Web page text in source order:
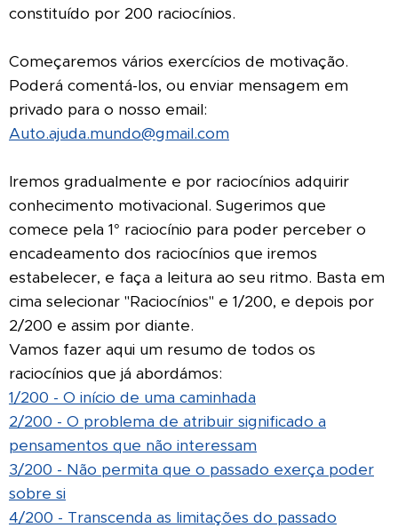
constituído por 200 raciocínios.
Começaremos vários exercícios de motivação.
Poderá comentá-los, ou enviar mensagem em
privado para o nosso email:
Auto.ajuda.mundo@gmail.com
Iremos gradualmente e por raciocínios adquirir
conhecimento motivacional. Sugerimos que
comece pela 1° raciocínio para poder perceber o
encadeamento dos raciocínios que iremos
estabelecer, e faça a leitura ao seu ritmo. Basta em
cima selecionar "Raciocínios" e 1/200, e depois por
2/200 e assim por diante.
Vamos fazer aqui um resumo de todos os
raciocínios que já abordámos:
1/200 - O início de uma caminhada
2/200 - O problema de atribuir significado a
pensamentos que não interessam
3/200 - Não permita que o passado exerça poder
sobre si
4/200 - Transcenda as limitações do passado